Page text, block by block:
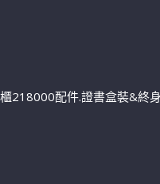
218000配件.證書盒裝&終